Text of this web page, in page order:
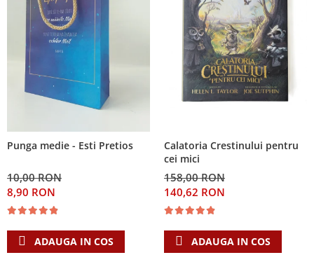
Punga medie - Esti Pretios
10,00 RON
8,90 RON
ADAUGA IN COS
Calatoria Crestinului pentru
cei mici
158,00 RON
140,62 RON
ADAUGA IN COS